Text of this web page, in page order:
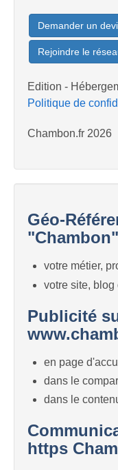
Demander un
Rejoindre le
Edition -
Politique de
Chambon.fr 2026
Géo-
votre métier,
votre site,
Publicité
en page
dans le
dans le
https